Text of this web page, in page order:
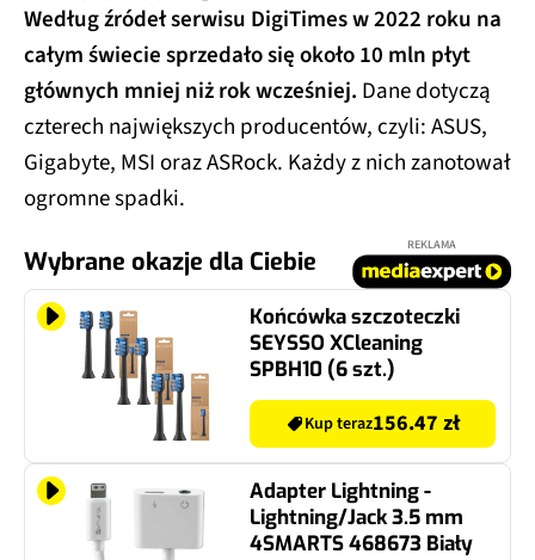
Według źródeł serwisu DigiTimes w 2022 roku na
całym świecie sprzedało się około 10 mln płyt
głównych mniej niż rok wcześniej. Dane dotyczą
czterech największych producentów, czyli: ASUS,
Gigabyte, MSI oraz ASRock. Każdy z nich zanotował
ogromne spadki.
Wybrane okazje dla Ciebie
REKLAMA
Końcówka szczoteczki
SEYSSO XCleaning
SPBH10 (6 szt.)
Kup teraz156.47 zł
Adapter Lightning -
Lightning/Jack 3.5 mm
4SMARTS 468673 Biały